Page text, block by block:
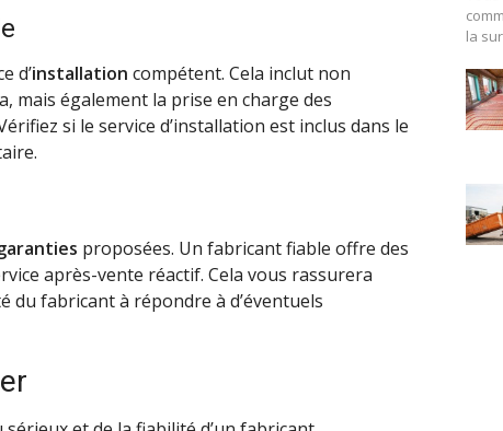
d’installation compétent. Cela inclut non
mais également la prise en charge des
si le service d’installation est inclus dans le
proposées. Un fabricant fiable offre des
après-vente réactif. Cela vous rassurera
du fabricant à répondre à d’éventuels
la